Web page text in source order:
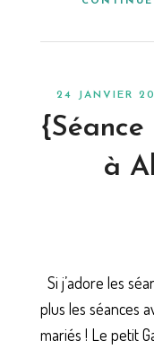
24 JANVIER
à
Si j’adore les
plus les séances
mariés ! Le petit